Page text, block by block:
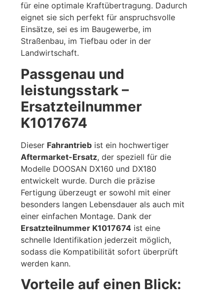
für eine optimale Kraftübertragung. Dadurch
eignet sie sich perfekt für anspruchsvolle
Einsätze, sei es im Baugewerbe, im
Straßenbau, im Tiefbau oder in der
Landwirtschaft.
Passgenau und
leistungsstark –
Ersatzteilnummer
K1017674
Dieser Fahrantrieb ist ein hochwertiger
Aftermarket-Ersatz, der speziell für die
Modelle DOOSAN DX160 und DX180
entwickelt wurde. Durch die präzise
Fertigung überzeugt er sowohl mit einer
besonders langen Lebensdauer als auch mit
einer einfachen Montage. Dank der
Ersatzteilnummer K1017674 ist eine
schnelle Identifikation jederzeit möglich,
sodass die Kompatibilität sofort überprüft
werden kann.
Vorteile auf einen Blick: